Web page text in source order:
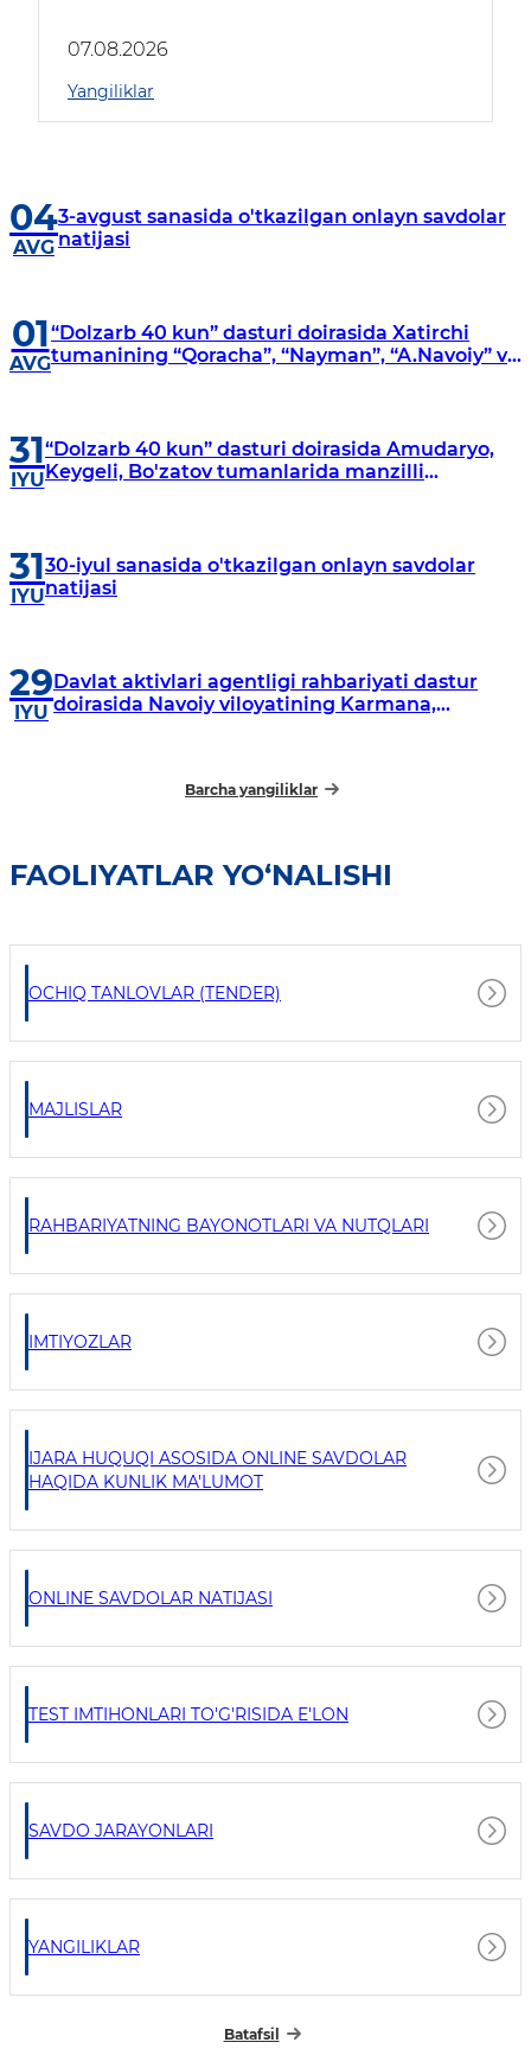
07.08.2026
Yangiliklar
04
AVG
3-avgust sanasida o'tkazilgan onlayn savdolar
natijasi
01
AVG
“Dolzarb 40 kun” dasturi doirasida Xatirchi
tumanining “Qoracha”, “Nayman”, “A.Navoiy” va
31
IYU
“Dolzarb 40 kun” dasturi doirasida Amudaryo,
Keygeli, Bo'zatov tumanlarida manzilli
31
IYU
30-iyul sanasida o'tkazilgan onlayn savdolar
natijasi
29
IYU
Davlat aktivlari agentligi rahbariyati dastur
doirasida Navoiy viloyatining Karmana,
Barcha yangiliklar
FAOLIYATLAR YO‘NALISHI
OCHIQ TANLOVLAR (TENDER)
MAJLISLAR
RAHBARIYATNING BAYONOTLARI VA NUTQLARI
IMTIYOZLAR
IJARA HUQUQI ASOSIDA ONLINE SAVDOLAR
HAQIDA KUNLIK MA'LUMOT
ONLINE SAVDOLAR NATIJASI
TEST IMTIHONLARI TO'G'RISIDA E'LON
SAVDO JARAYONLARI
YANGILIKLAR
Batafsil